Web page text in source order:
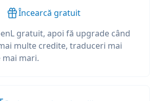
Încearcă gratuit
gratuit, apoi fă upgrade când
multe credite, traduceri mai
mari.